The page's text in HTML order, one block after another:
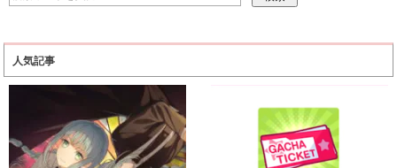
人気記事